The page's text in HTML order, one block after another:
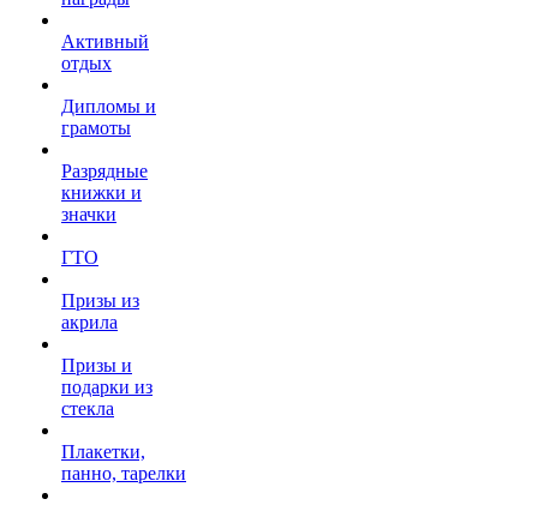
Активный
отдых
Дипломы и
грамоты
Разрядные
книжки и
значки
ГТО
Призы из
акрила
Призы и
подарки из
стекла
Плакетки,
панно, тарелки